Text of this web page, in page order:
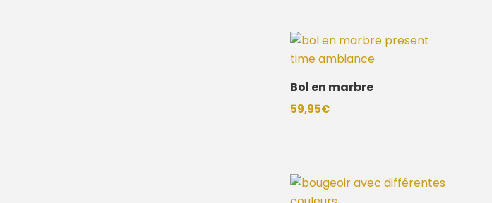
Bol en marbre
59,95€